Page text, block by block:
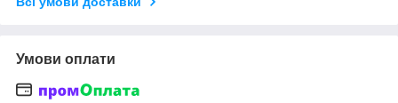
Умови оплати